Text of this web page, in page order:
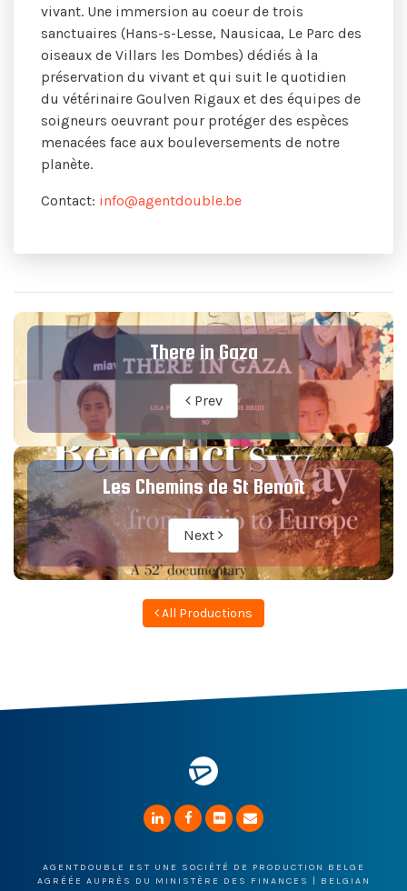
vivant. Une immersion au coeur de trois
sanctuaires (Hans-s-Lesse, Nausicaa, Le Parc des
oiseaux de Villars les Dombes) dédiés à la
préservation du vivant et qui suit le quotidien
du vétérinaire Goulven Rigaux et des équipes de
soigneurs oeuvrant pour protéger des espèces
menacées face aux bouleversements de notre
planète.
Contact: info@agentdouble.be
There in Gaza
Prev
Les Chemins de St Benoît
Next
All Productions
AGENTDOUBLE EST UNE SOCIÉTÉ DE PRODUCTION BELGE
AGRÉÉE AUPRÈS DU MINISTÈRE DES FINANCES | BELGIAN